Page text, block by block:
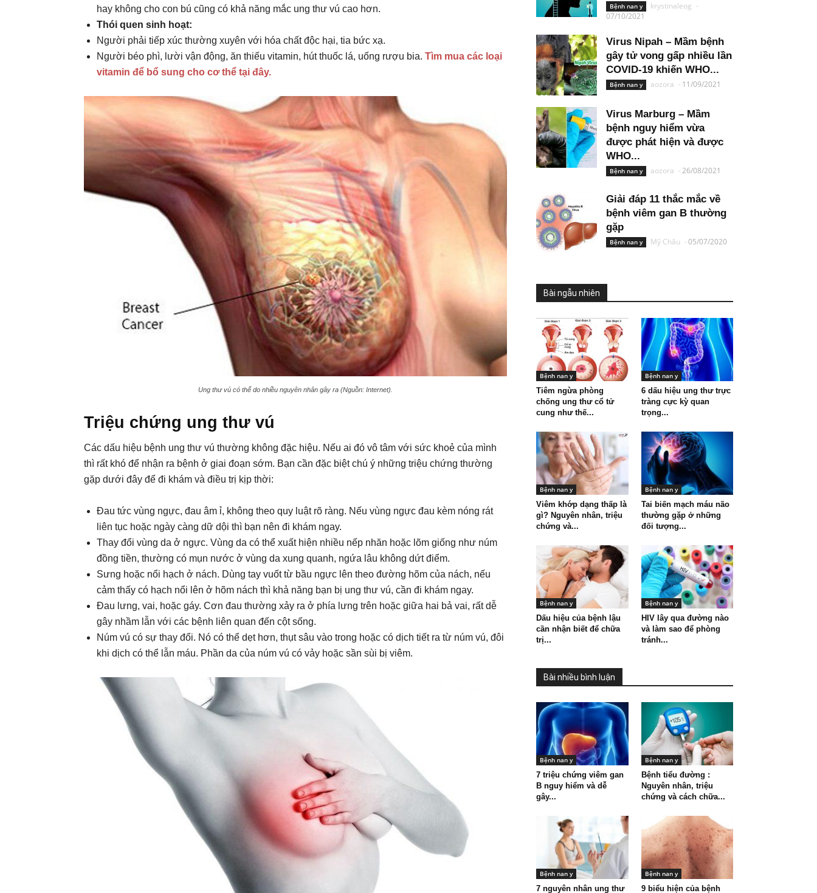
hay không cho con bú cũng có khả năng mắc ung thư vú cao hơn.
Thói quen sinh hoạt:
Người phải tiếp xúc thường xuyên với hóa chất độc hại, tia bức xạ.
Người béo phì, lười vận động, ăn thiếu vitamin, hút thuốc lá, uống rượu bia. Tìm mua các loại
vitamin để bổ sung cho cơ thể tại đây.
Ung thư vú có thể do nhiều nguyên nhân gây ra (Nguồn: Internet).
Triệu chứng ung thư vú
Các dấu hiệu bệnh ung thư vú thường không đặc hiệu. Nếu ai đó vô tâm với sức khoẻ của mình
thì rất khó để nhận ra bệnh ở giai đoạn sớm. Bạn cần đặc biệt chú ý những triệu chứng thường
gặp dưới đây để đi khám và điều trị kịp thời:
Đau tức vùng ngực, đau âm ỉ, không theo quy luật rõ ràng. Nếu vùng ngực đau kèm nóng rát
liên tục hoặc ngày càng dữ dội thì bạn nên đi khám ngay.
Thay đổi vùng da ở ngực. Vùng da có thể xuất hiện nhiều nếp nhăn hoặc lõm giống như núm
đồng tiền, thường có mụn nước ở vùng da xung quanh, ngứa lâu không dứt điểm.
Sưng hoặc nổi hạch ở nách. Dùng tay vuốt từ bầu ngực lên theo đường hõm của nách, nếu
cảm thấy có hạch nổi lên ở hõm nách thì khả năng bạn bị ung thư vú, cần đi khám ngay.
Đau lưng, vai, hoặc gáy. Cơn đau thường xảy ra ở phía lưng trên hoặc giữa hai bả vai, rất dễ
gây nhầm lẫn với các bệnh liên quan đến cột sống.
Núm vú có sự thay đổi. Nó có thể dẹt hơn, thụt sâu vào trong hoặc có dịch tiết ra từ núm vú, đôi
khi dịch có thể lẫn máu. Phần da của núm vú có vảy hoặc sần sùi bị viêm.
Bệnh nan y krystinaleog -
07/10/2021
Virus Nipah – Mầm bệnh
gây tử vong gấp nhiều lần
COVID-19 khiến WHO...
Bệnh nan y aozora - 11/09/2021
Virus Marburg – Mầm
bệnh nguy hiểm vừa
được phát hiện và được
WHO...
Bệnh nan y aozora -26/08/2021
Giải đáp 11 thắc mắc về
bệnh viêm gan B thường
gặp
Bệnh nan y Mỹ Châu -05/07/2020
Bài ngẫu nhiên
Bệnh nan y
Tiêm ngừa phòng
chống ung thư cổ tử
cung như thế...
Bệnh nan y
6 dấu hiệu ung thư trực
tràng cực kỳ quan
trọng...
Bệnh nan y
Viêm khớp dạng thấp là
gì? Nguyên nhân, triệu
chứng và...
Bệnh nan y
Tai biến mạch máu não
thường gặp ở những
đối tượng...
Bệnh nan y
Dấu hiệu của bệnh lậu
cần nhận biết để chữa
trị...
Bệnh nan y
HIV lây qua đường nào
và làm sao để phòng
tránh...
Bài nhiều bình luận
Bệnh nan y
7 triệu chứng viêm gan
B nguy hiểm và dễ
gây...
Bệnh nan y
Bệnh tiểu đường :
Nguyên nhân, triệu
chứng và cách chữa...
Bệnh nan y
7 nguyên nhân ung thư
Bệnh nan y
9 biểu hiện của bệnh